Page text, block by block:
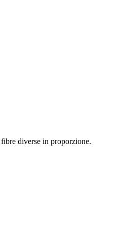
diverse in proporzione.